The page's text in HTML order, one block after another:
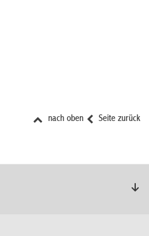
Seite zurück
nach oben